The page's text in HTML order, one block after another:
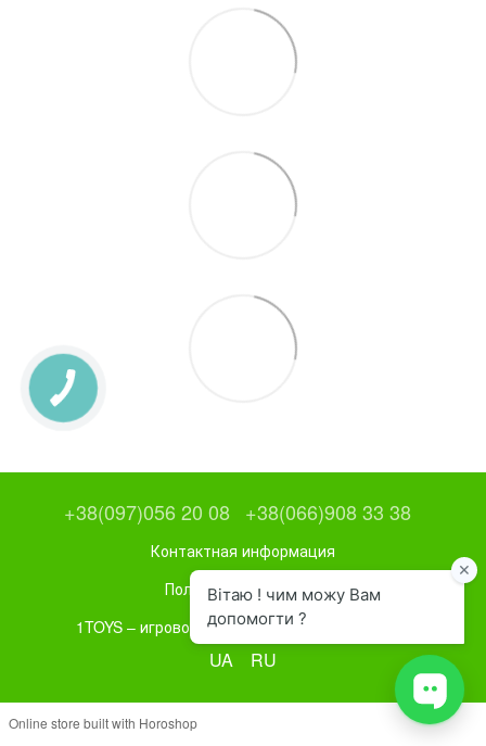
+38(097)056 20 08 +38(066)908 33 38
Контактная информация
Полная версия сайта
1TOYS – игровое и спортивное оборудование
UA RU
Online store built with Horoshop